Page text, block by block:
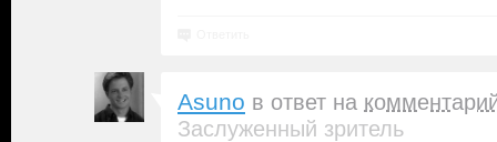
Asuno в ответ на
Заслуженный зритель